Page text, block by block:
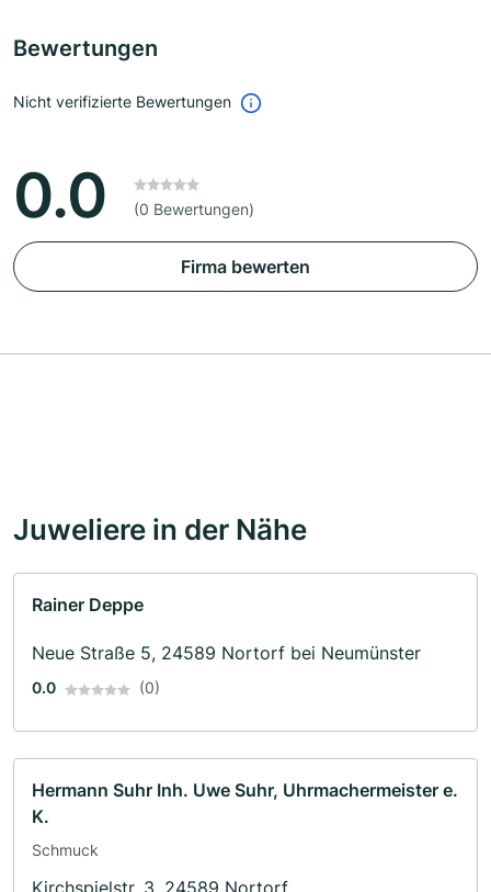
Bewertungen
Nicht verifizierte Bewertungen
0.0 (0 Bewertungen)
Firma bewerten
Juweliere in der Nähe
Rainer Deppe
Neue Straße 5, 24589 Nortorf bei Neumünster
0.0 (0)
Hermann Suhr Inh. Uwe Suhr, Uhrmachermeister e.
K.
Schmuck